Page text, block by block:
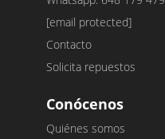
[email protected]
Contacto
Solicita repuestos
Conócenos
Quiénes somos